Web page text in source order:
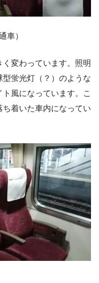
車）
変わっています。照明
蛍光灯（？）のような
風になっています。こ
着いた車内になってい